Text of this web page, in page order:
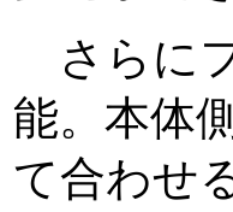
さらに
能。本体
て合わせ